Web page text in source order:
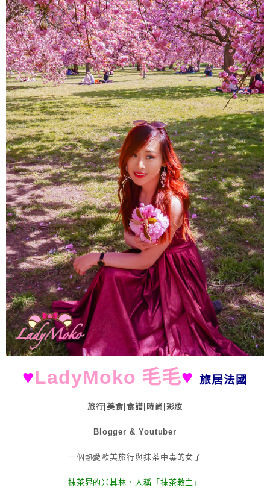
♥LadyMoko 毛毛♥ 旅居法國
旅行|美食|食譜|時尚|彩妝
Blogger & Youtuber
一個熱愛歐美旅行與抹茶中毒的女子
抹茶界的米其林，人稱「抹茶教主」